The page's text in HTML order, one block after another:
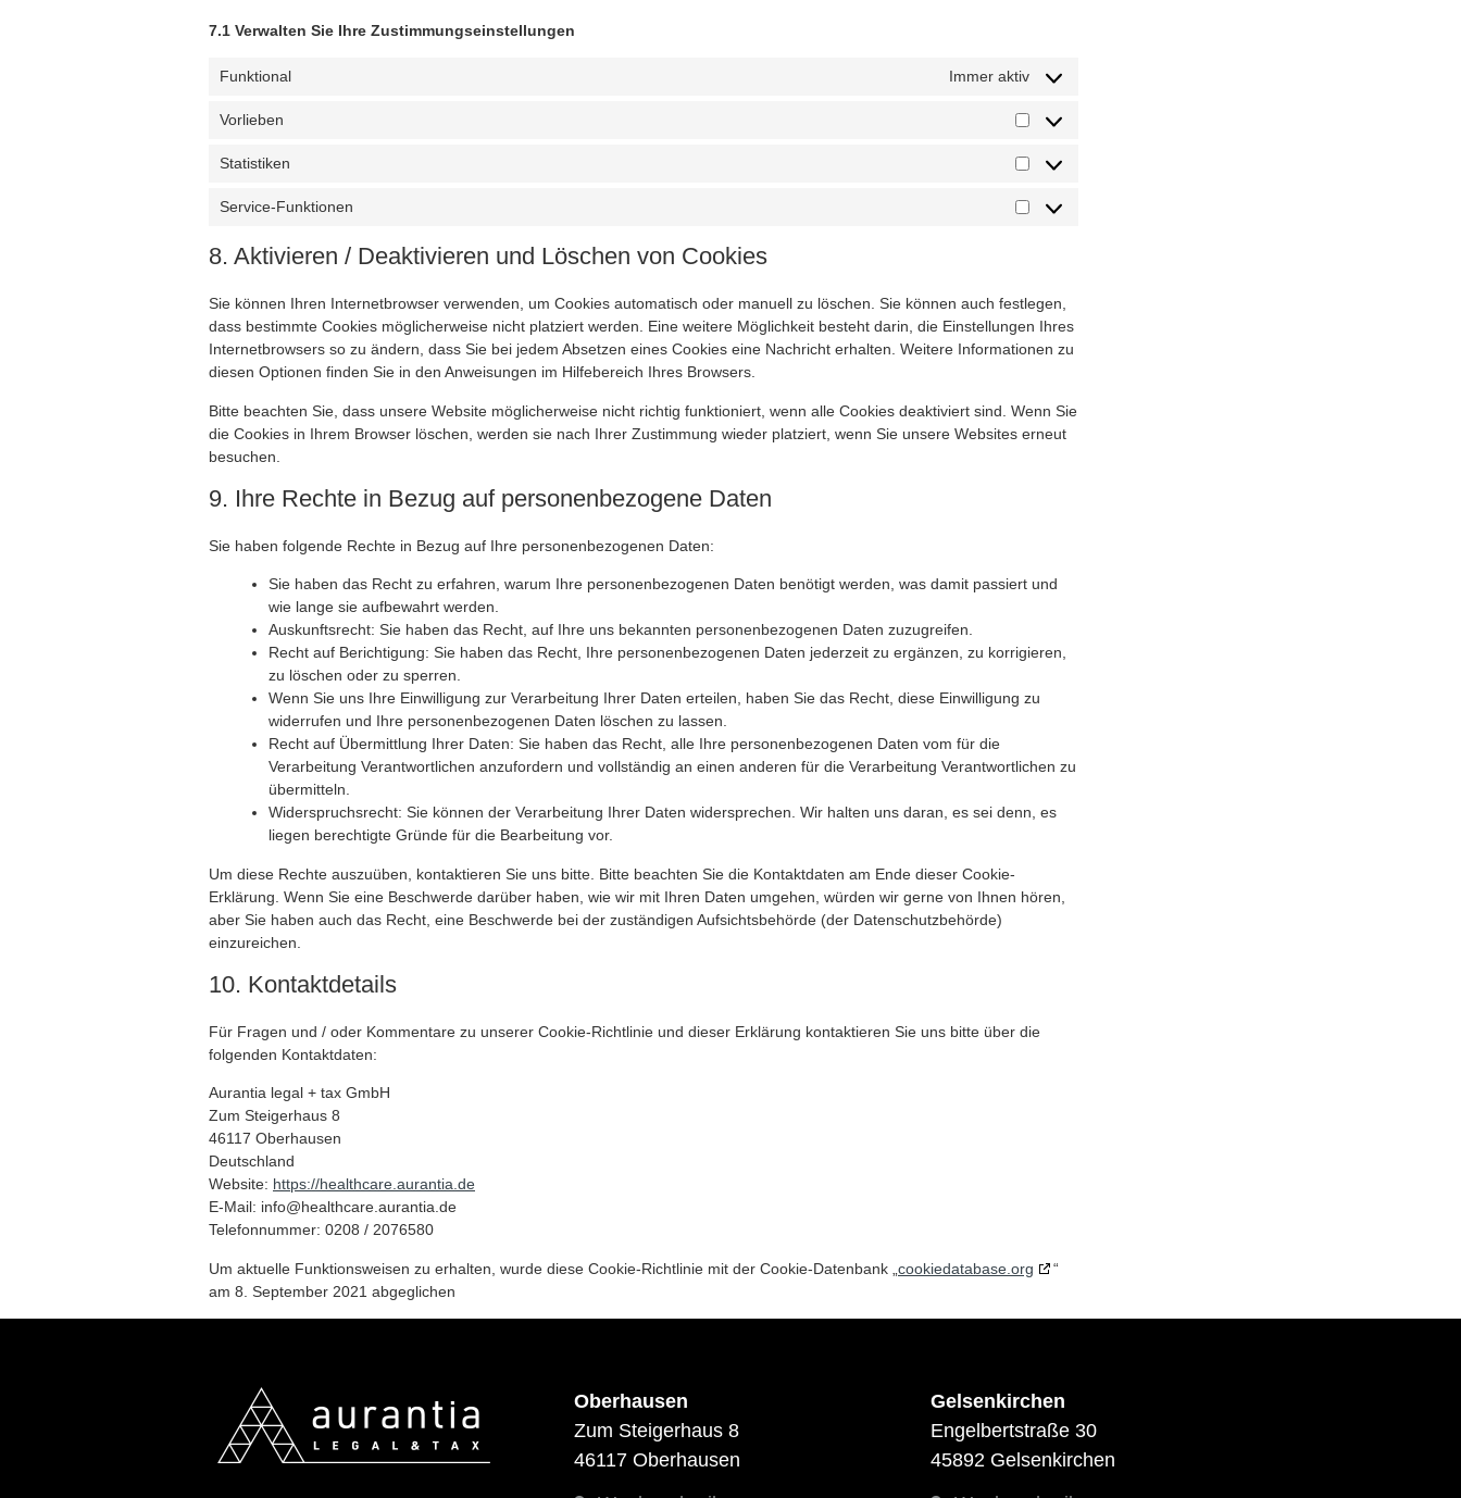
7.1 Verwalten Sie Ihre Zustimmungseinstellungen
Funktional Immer aktiv
Vorlieben
Statistiken
Service-Funktionen
8. Aktivieren / Deaktivieren und Löschen von Cookies
Sie können Ihren Internetbrowser verwenden, um Cookies automatisch oder manuell zu löschen. Sie können auch festlegen,
dass bestimmte Cookies möglicherweise nicht platziert werden. Eine weitere Möglichkeit besteht darin, die Einstellungen Ihres
Internetbrowsers so zu ändern, dass Sie bei jedem Absetzen eines Cookies eine Nachricht erhalten. Weitere Informationen zu
diesen Optionen finden Sie in den Anweisungen im Hilfebereich Ihres Browsers.
Bitte beachten Sie, dass unsere Website möglicherweise nicht richtig funktioniert, wenn alle Cookies deaktiviert sind. Wenn Sie
die Cookies in Ihrem Browser löschen, werden sie nach Ihrer Zustimmung wieder platziert, wenn Sie unsere Websites erneut
besuchen.
9. Ihre Rechte in Bezug auf personenbezogene Daten
Sie haben folgende Rechte in Bezug auf Ihre personenbezogenen Daten:
Sie haben das Recht zu erfahren, warum Ihre personenbezogenen Daten benötigt werden, was damit passiert und
wie lange sie aufbewahrt werden.
Auskunftsrecht: Sie haben das Recht, auf Ihre uns bekannten personenbezogenen Daten zuzugreifen.
Recht auf Berichtigung: Sie haben das Recht, Ihre personenbezogenen Daten jederzeit zu ergänzen, zu korrigieren,
zu löschen oder zu sperren.
Wenn Sie uns Ihre Einwilligung zur Verarbeitung Ihrer Daten erteilen, haben Sie das Recht, diese Einwilligung zu
widerrufen und Ihre personenbezogenen Daten löschen zu lassen.
Recht auf Übermittlung Ihrer Daten: Sie haben das Recht, alle Ihre personenbezogenen Daten vom für die
Verarbeitung Verantwortlichen anzufordern und vollständig an einen anderen für die Verarbeitung Verantwortlichen zu
übermitteln.
Widerspruchsrecht: Sie können der Verarbeitung Ihrer Daten widersprechen. Wir halten uns daran, es sei denn, es
liegen berechtigte Gründe für die Bearbeitung vor.
Um diese Rechte auszuüben, kontaktieren Sie uns bitte. Bitte beachten Sie die Kontaktdaten am Ende dieser Cookie-
Erklärung. Wenn Sie eine Beschwerde darüber haben, wie wir mit Ihren Daten umgehen, würden wir gerne von Ihnen hören,
aber Sie haben auch das Recht, eine Beschwerde bei der zuständigen Aufsichtsbehörde (der Datenschutzbehörde)
einzureichen.
10. Kontaktdetails
Für Fragen und / oder Kommentare zu unserer Cookie-Richtlinie und dieser Erklärung kontaktieren Sie uns bitte über die
folgenden Kontaktdaten:
Aurantia legal + tax GmbH
Zum Steigerhaus 8
46117 Oberhausen
Deutschland
Website: https://healthcare.aurantia.de
E-Mail: ed.aitnarua.erachtlaeh@ofni
Telefonnummer: 0208 / 2076580
Um aktuelle Funktionsweisen zu erhalten, wurde diese Cookie-Richtlinie mit der Cookie-Datenbank „ cookiedatabase.org
“
am 8. September 2021 abgeglichen
Oberhausen
Zum Steigerhaus 8
46117 Oberhausen
Gelsenkirchen
Engelbertstraße 30
45892 Gelsenkirchen